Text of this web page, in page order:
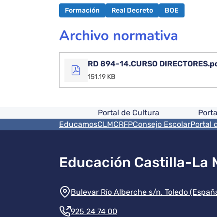
Formación Real Decreto BOE
Archivo normativa
RD 894-14.CURSO
151.19 KB
Pie de pagina
Portal de Cultura
Menú del pie
EducamosCLMCRFPConsejo EscolarPortal
Educación Castilla-La
Información de la
Bulevar Río Alberche s/n. Toledo
925 24 74 00